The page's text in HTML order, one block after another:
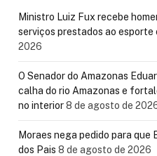
Ministro Luiz Fux recebe
serviços prestados ao esporte
2026
O Senador do Amazonas
calha do rio Amazonas e
no interior8 de agosto de
Moraes nega pedido para que
dos Pais 8 de agosto de 2026